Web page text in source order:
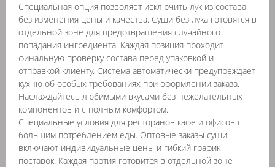
Специальная опция позволяет исключить лук из состава
без изменения цены и качества. Суши без лука готовятся в
отдельной зоне для предотвращения случайного
попадания ингредиента. Каждая позиция проходит
финальную проверку состава перед упаковкой и
отправкой клиенту. Система автоматически предупреждает
кухню об особых требованиях при оформлении заказа.
Наслаждайтесь любимыми вкусами без нежелательных
компонентов и с полным комфортом.
Специальные условия для ресторанов кафе и офисов с
большим потреблением еды. Оптовые заказы суши
включают индивидуальные цены и гибкий график
поставок. Каждая партия готовится в отдельной зоне